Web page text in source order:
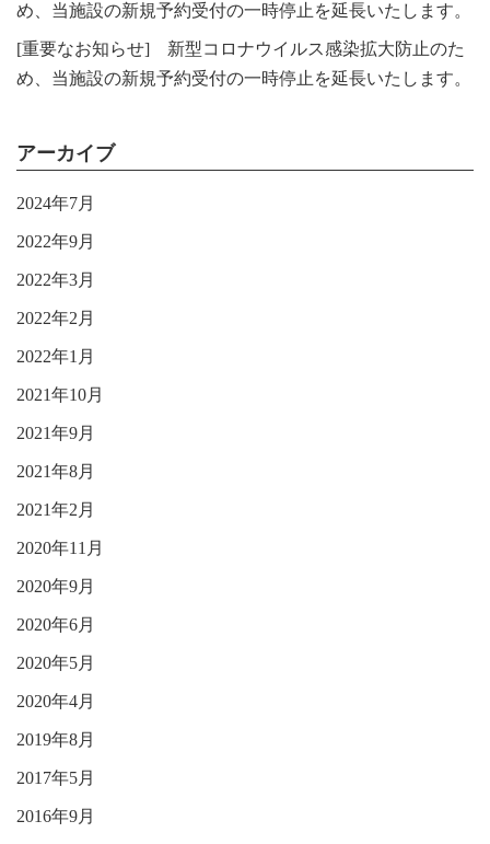
め、当施設の新規予約受付の一時停止を延長いたします。
[重要なお知らせ] 新型コロナウイルス感染拡大防止のた
め、当施設の新規予約受付の一時停止を延長いたします。
アーカイブ
2024年7月
2022年9月
2022年3月
2022年2月
2022年1月
2021年10月
2021年9月
2021年8月
2021年2月
2020年11月
2020年9月
2020年6月
2020年5月
2020年4月
2019年8月
2017年5月
2016年9月